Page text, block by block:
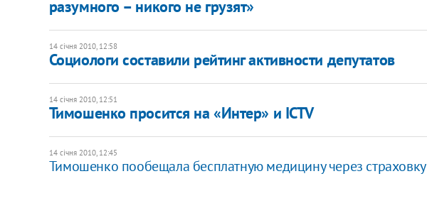
разумного – никого не грузят»
14 січня 2010, 12:58
Социологи составили рейтинг активности депутатов
14 січня 2010, 12:51
Тимошенко просится на «Интер» и ICTV
14 січня 2010, 12:45
Тимошенко пообещала бесплатную медицину через страховку